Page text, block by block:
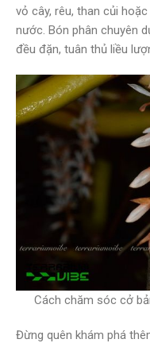
vỏ cây, rêu, than củi
nước. Bón phân chuyên
đều đặn, tuân thủ liều
Cách chăm sóc cở
Đừng quên khám phá